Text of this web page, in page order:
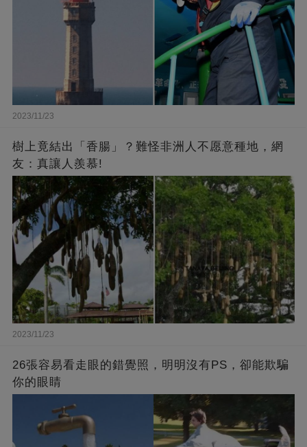
2023/11/23
樹上竟結出「香腸」？難怪非洲人不愿意種地，網
友：真讓人羨慕!
2023/11/23
26張容易看走眼的錯覺照，明明沒有PS，卻能欺騙
你的眼睛